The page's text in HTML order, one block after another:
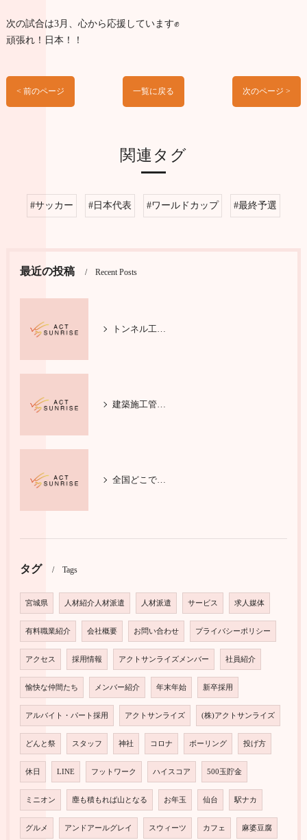
次の試合は3月、心から応援しています✊
頑張れ！日本！！
< 前のページ 一覧に戻る 次のページ >
関連タグ
#サッカー #日本代表 #ワールドカップ #最終予選
最近の投稿 Recent Posts
トンネル工事で輝く施工管理の仕事
建築施工管理の基本と安全対策を学ぶ
全国どこでも活躍する施工管理技士
タグ Tags
宮城県 人材紹介人材派遣 人材派遣 サービス 求人媒体
有料職業紹介 会社概要 お問い合わせ プライバシーポリシー
アクセス 採用情報 アクトサンライズメンバー 社員紹介
愉快な仲間たち メンバー紹介 年末年始 新卒採用
アルバイト・パート採用 アクトサンライズ (株)アクトサンライズ
どんと祭 スタッフ 神社 コロナ ボーリング 投げ方
休日 LINE フットワーク ハイスコア 500玉貯金
ミニオン 塵も積もれば山となる お年玉 仙台 駅ナカ
グルメ アンドアールグレイ スウィーツ カフェ 麻婆豆腐